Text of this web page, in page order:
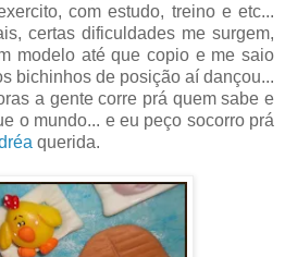
com estudo, treino e etc...
certas dificuldades me surgem,
modelo até que copio e me saio
bichinhos de posição aí dançou...
a gente corre prá quem sabe e
o mundo... e eu peço socorro prá
querida.